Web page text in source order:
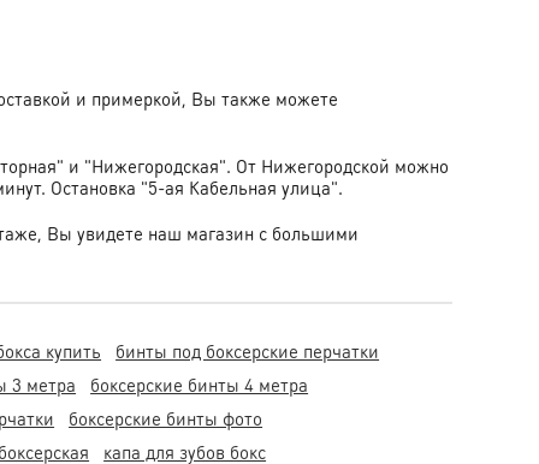
и примеркой, Вы также можете
и "Нижегородская". От Нижегородской можно
Остановка "5-ая Кабельная улица".
Вы увидете наш магазин с большими
купить
бинты под боксерские перчатки
3 метра
боксерские бинты 4 метра
боксерские бинты фото
капа для зубов бокс